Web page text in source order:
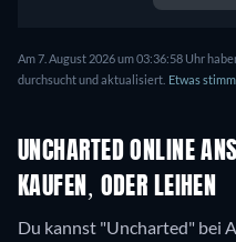
Am 7. August 2026 um 03:36:58 Uhr
durchsucht und aktualisiert. Etwas
UNCHARTED ONLINE
KAUFEN, ODER LEIHEN
Du kannst "Uncharted" bei